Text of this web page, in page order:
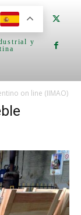
y
on line (IIMAO)